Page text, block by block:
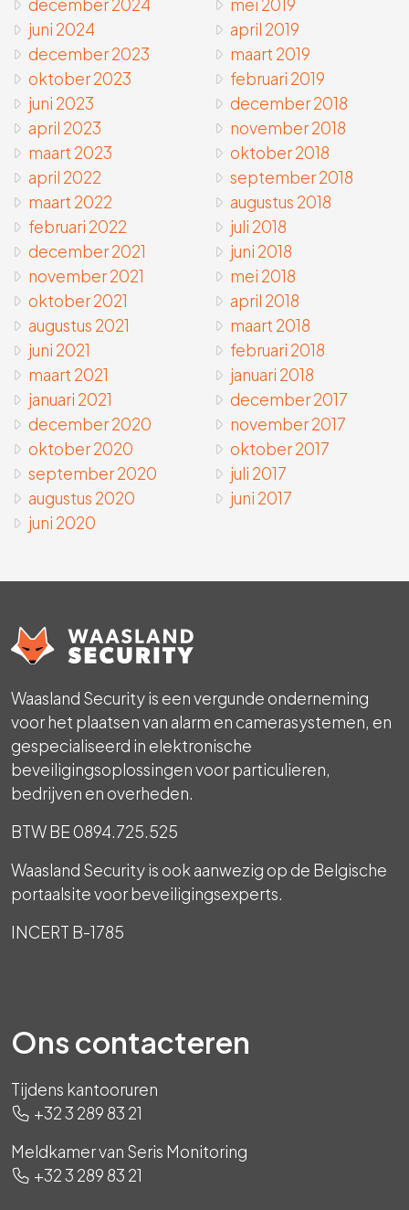
december 2024
juni 2024
december 2023
oktober 2023
juni 2023
april 2023
maart 2023
april 2022
maart 2022
februari 2022
december 2021
november 2021
oktober 2021
augustus 2021
juni 2021
maart 2021
januari 2021
december 2020
oktober 2020
september 2020
augustus 2020
juni 2020
mei 2019
april 2019
maart 2019
februari 2019
december 2018
november 2018
oktober 2018
september 2018
augustus 2018
juli 2018
juni 2018
mei 2018
april 2018
maart 2018
februari 2018
januari 2018
december 2017
november 2017
oktober 2017
juli 2017
juni 2017
Waasland Security is een vergunde onderneming
voor het plaatsen van alarm en camerasystemen, en
gespecialiseerd in elektronische
beveiligingsoplossingen voor particulieren,
bedrijven en overheden.
BTW BE 0894.725.525
Waasland Security is ook aanwezig op de Belgische
portaalsite voor beveiligingsexperts.
INCERT B-1785
Ons contacteren
Tijdens kantooruren
+32 3 289 83 21
Meldkamer van Seris Monitoring
+32 3 289 83 21